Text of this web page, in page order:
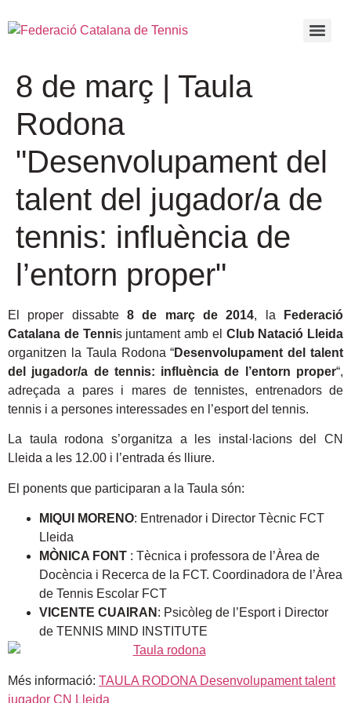
8 de març | Taula
Rodona
"Desenvolupament del
talent del jugador/a de
tennis: influència de
l’entorn proper"
El proper dissabte 8 de març de 2014, la
Federació
Catalana de Tennis juntament amb el Club Natació Lleida
organitzen la Taula Rodona “Desenvolupament del talent
del jugador/a de tennis: influència de l’entorn proper“,
adreçada a pares i mares de tennistes, entrenadors de
tennis i a persones interessades en l’esport del tennis.
La taula rodona s’organitza a les instal·lacions del CN
Lleida a les 12.00 i l’entrada és lliure.
El ponents que participaran a la Taula són:
MIQUI MORENO: Entrenador i Director Tècnic FCT
Lleida
MÒNICA FONT : Tècnica i professora de l’Àrea de
Docència i Recerca de la FCT. Coordinadora de l’Àrea
de Tennis Escolar FCT
VICENTE CUAIRAN : Psicòleg de l’Esport i Director
de TENNIS MIND INSTITUTE
Més informació: TAULA RODONA Desenvolupament talent
jugador CN Lleida